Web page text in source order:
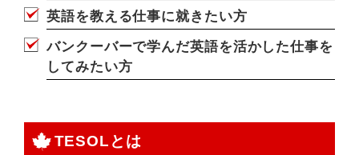
英語を教える仕事に就きたい方
バンクーバーで学んだ英語を活かした仕事を
してみたい方
TESOLとは